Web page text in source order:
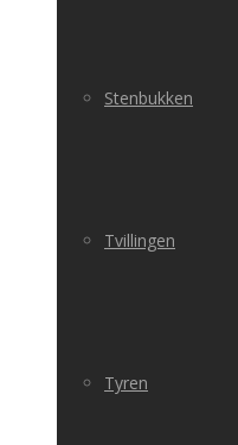
Stenbukken
Tvillingen
Tyren